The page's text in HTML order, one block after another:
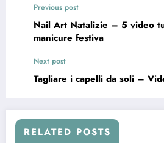
Previous post
Nail Art Natalizie – 5 video
manicure festiva
Next post
Tagliare i capelli da soli –
RELATED POSTS